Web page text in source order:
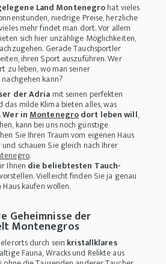
Land Montenegrohat vieles
niedrige Preise, herzliche
mehr findet man dort. Vor allem
sich hier unzählige Möglichkeiten,
Gerade Tauchsportler
ihren Sport auszuführen. Wer
zu leben, wo man seiner
kann?
der Adria mit seinen perfekten
milde Klima bieten alles, was
Wer inMontenegrodort leben will,
kann bei uns noch günstige
Sie Ihren Traum vom eigenen Haus
schauen Sie gleich nach Ihrer
.
Ihnen die beliebtesten Tauch-
Vielleicht finden Sie ja genau
kaufen wollen.
Geheimnisse der
Montenegros
durch sein kristallklares
Fauna, Wracks und Relikte aus